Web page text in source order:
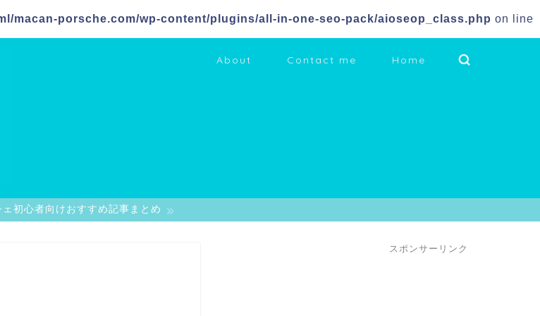
macan-porsche.com/wp-content/plugins/all-in-one-seo-pack/aioseop_class.php on line
About Contact me Home
ェ初心者向けおすすめ記事まとめ
スポンサーリンク